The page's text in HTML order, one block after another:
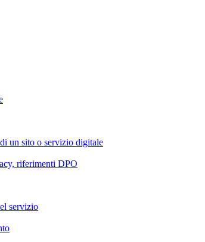
un sito o servizio digitale
riferimenti DPO
servizio